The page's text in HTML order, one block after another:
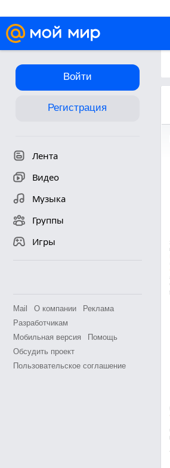
Войти
Регистрация
Лента
Видео
Музыка
Группы
Игры
Mail О компании
Реклама
Разработчикам
Мобильная версия
Помощь
Обсудить проект
Пользовательское соглашение